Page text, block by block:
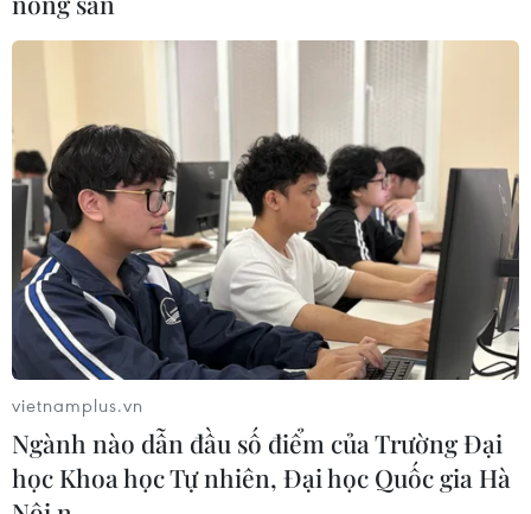
TIN CÙNG CHUYÊN MỤC
Khủng hoảng Hormuz khiến khách
hàng châu Á tính lại bài toán dầu mỏ
10/08/2026 00:10
Cựu Tư lệnh IRGC trở thành tân Thư
ký Hội đồng An ninh quốc gia Tối cao
Iran
09/08/2026 23:50
vietnamplus.vn
Ngành nào dẫn đầu số điểm của Trường Đại
học Khoa học Tự nhiên, Đại học Quốc gia Hà